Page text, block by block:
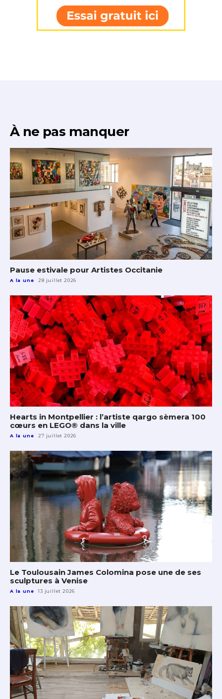
* Champ obligatoire
À ne pas manquer
Pause estivale pour Artistes Occitanie
A la une 28 juillet 2026
Hearts in Montpellier : l’artiste qargo sèmera 100
cœurs en LEGO® dans la ville
A la une 27 juillet 2026
Le Toulousain James Colomina pose une de ses
sculptures à Venise
A la une 13 juillet 2026